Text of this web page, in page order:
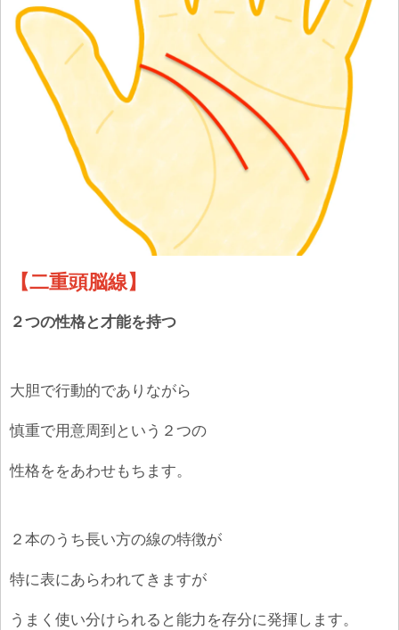
【二重頭脳線】
２つの性格と才能を持つ
大胆で行動的でありながら
慎重で用意周到という２つの
性格ををあわせもちます。
２本のうち長い方の線の特徴が
特に表にあらわれてきますが
うまく使い分けられると能力を存分に発揮します。